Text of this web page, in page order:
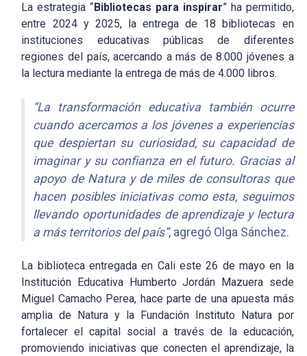
La estrategia “ Bibliotecas para inspirar” ha permitido,
entre 2024 y 2025, la entrega de 18 bibliotecas en
instituciones educativas públicas de diferentes
regiones del país, acercando a más de 8.000 jóvenes a
la lectura mediante la entrega de más de 4.000 libros.
“La transformación educativa también ocurre
cuando acercamos a los jóvenes a experiencias
que despiertan su curiosidad, su capacidad de
imaginar y su confianza en el futuro. Gracias al
apoyo de Natura y de miles de consultoras que
hacen posibles iniciativas como esta, seguimos
llevando oportunidades de aprendizaje y lectura
a más territorios del país”, agregó Olga Sánchez.
La biblioteca entregada en Cali este 26 de mayo en la
Institución Educativa Humberto Jordán Mazuera sede
Miguel Camacho Perea, hace parte de una apuesta más
amplia de Natura y la Fundación Instituto Natura por
fortalecer el capital social a través de la educación,
promoviendo iniciativas que conecten el aprendizaje, la